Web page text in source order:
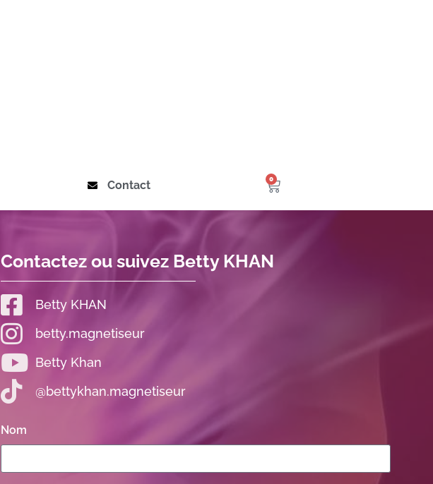
Contact 0
Contactez ou suivez Betty KHAN
Betty KHAN
betty.magnetiseur
Betty Khan
@bettykhan.magnetiseur
Nom